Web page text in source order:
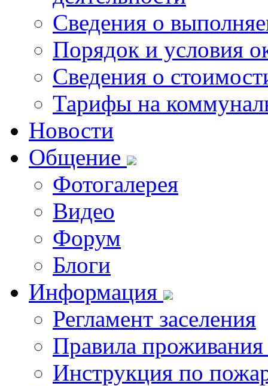
Сведения о
Порядок и условия
Сведения о
Тарифы на
Новости
Общение
Фотогалерея
Видео
Форум
Блоги
Информация
Регламент заселения
Правила
Инструкция по